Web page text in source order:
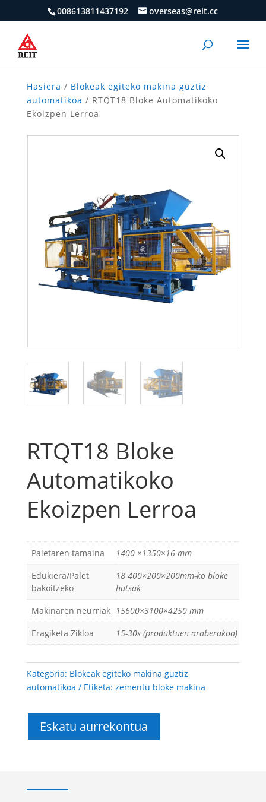
008613811437192 overseas@reit.cc
Hasiera / Blokeak egiteko makina guztiz
automatikoa / RTQT18 Bloke Automatikoko
Ekoizpen Lerroa
RTQT18 Bloke
Automatikoko
Ekoizpen Lerroa
Paletaren tamaina
1400 ×1350×16 mm
Edukiera/Palet
bakoitzeko
18 400×200×200mm-ko bloke
hutsak
Makinaren neurriak 15600×3100×4250 mm
Eragiketa Zikloa
15-30s (produktuen araberakoa)
Kategoria: Blokeak egiteko makina guztiz
automatikoa
Etiketa: zementu bloke makina
Eskatu aurrekontua